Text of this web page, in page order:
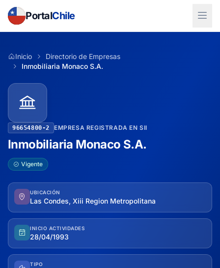
PortalChile
Inicio
Directorio de Empresas
Inmobiliaria Monaco S.A.
96654800-2 EMPRESA REGISTRADA EN SII
Inmobiliaria Monaco S.A.
Vigente
UBICACIÓN
Las Condes, Xiii Region Metropolitana
INICIO ACTIVIDADES
28/04/1993
TIPO